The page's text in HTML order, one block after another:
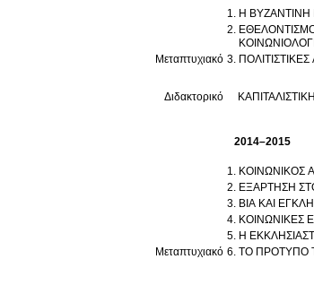
Μεταπτυχιακό
Η ΒΥΖΑΝΤΙΝΗ
Διδακτορικό
2014–2015
Μεταπτυχιακό
ΚΟΙΝΩΝΙΚΟΣ
ΕΞΑΡΤΗΣΗ
ΒΙΑ ΚΑΙ
ΚΟΙΝΩΝΙΚΕΣ
Η
ΤΟ ΠΡΟΤΥΠΟ